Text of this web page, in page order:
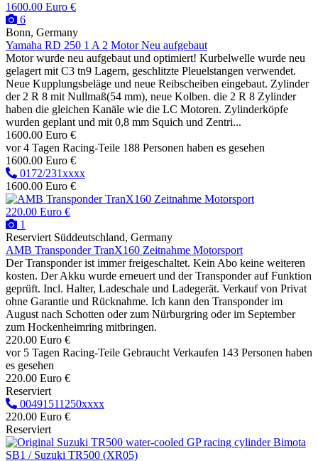
1600.00 Euro €
6
Bonn, Germany
Yamaha RD 250 1 A 2 Motor Neu aufgebaut
Motor wurde neu aufgebaut und optimiert! Kurbelwelle wurde neu
gelagert mit C3 tn9 Lagern, geschlitzte Pleuelstangen verwendet.
Neue Kupplungsbeläge und neue Reibscheiben eingebaut. Zylinder
der 2 R 8 mit Nullmaß(54 mm), neue Kolben. die 2 R 8 Zylinder
haben die gleichen Kanäle wie die LC Motoren. Zylinderköpfe
wurden geplant und mit 0,8 mm Squich und Zentri...
1600.00 Euro €
vor 4 Tagen Racing-Teile 188 Personen haben es gesehen
1600.00 Euro €
0172/231xxxx
1600.00 Euro €
220.00 Euro €
1
Reserviert Süddeutschland, Germany
AMB Transponder TranX160 Zeitnahme Motorsport
Der Transponder ist immer freigeschaltet. Kein Abo keine weiteren
kosten. Der Akku wurde erneuert und der Transponder auf Funktion
geprüft. Incl. Halter, Ladeschale und Ladegerät. Verkauf von Privat
ohne Garantie und Rücknahme. Ich kann den Transponder im
August nach Schotten oder zum Nürburgring oder im September
zum Hockenheimring mitbringen.
220.00 Euro €
vor 5 Tagen Racing-Teile Gebraucht Verkaufen 143 Personen haben
es gesehen
220.00 Euro €
Reserviert
00491511250xxxx
220.00 Euro €
Reserviert